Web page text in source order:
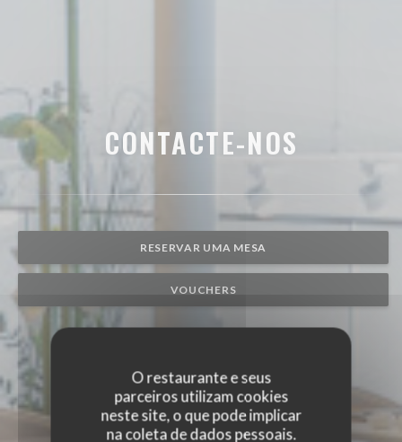
O restaurante e seus
parceiros utilizam cookies
neste site, o que pode implicar
na coleta de dados pessoais.
CONTACTE-NOS
RESERVAR UMA MESA
VOUCHERS